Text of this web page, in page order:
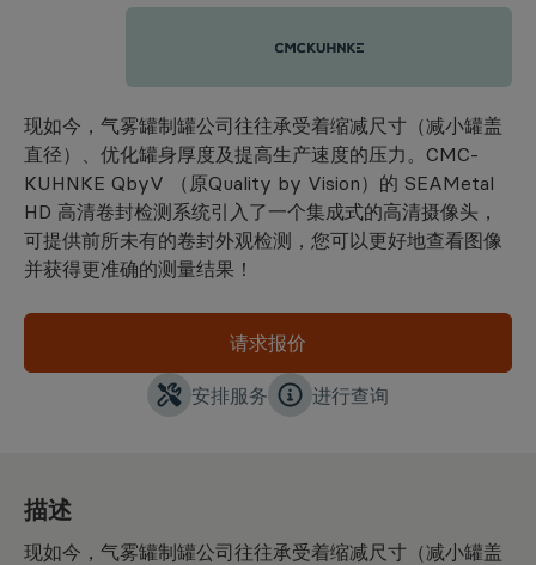
CMC-KUHNKE
现如今，气雾罐制罐公司往往承受着缩减尺寸（减小罐盖
直径）、优化罐身厚度及提高生产速度的压力。CMC-
KUHNKE QbyV （原Quality by Vision）的 SEAMetal
HD 高清卷封检测系统引入了一个集成式的高清摄像头，
可提供前所未有的卷封外观检测，您可以更好地查看图像
并获得更准确的测量结果！
请求报价
安排服务 进行查询
描述
现如今，气雾罐制罐公司往往承受着缩减尺寸（减小罐盖